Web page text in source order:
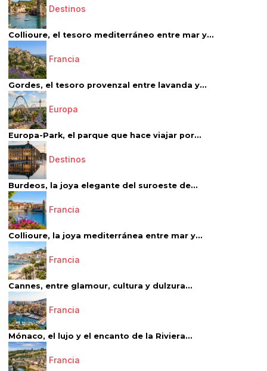
Destinos
Collioure, el tesoro mediterráneo entre mar y...
Francia
Gordes, el tesoro provenzal entre lavanda y...
Europa
Europa-Park, el parque que hace viajar por...
Destinos
Burdeos, la joya elegante del suroeste de...
Francia
Collioure, la joya mediterránea entre mar y...
Francia
Cannes, entre glamour, cultura y dulzura...
Francia
Mónaco, el lujo y el encanto de la Riviera...
Francia